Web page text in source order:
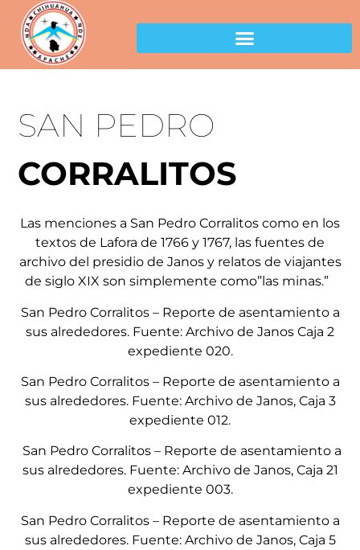
SAN PEDRO
CORRALITOS
Las menciones a San Pedro Corralitos como en los
textos de Lafora de 1766 y 1767, las fuentes de
archivo del presidio de Janos y relatos de viajantes
de siglo XIX son simplemente como”las minas.”
San Pedro Corralitos – Reporte de asentamiento a
sus alrededores. Fuente: Archivo de Janos Caja 2
expediente 020.
San Pedro Corralitos – Reporte de asentamiento a
sus alrededores. Fuente: Archivo de Janos, Caja 3
expediente 012.
San Pedro Corralitos – Reporte de asentamiento a
sus alrededores. Fuente: Archivo de Janos, Caja 21
expediente 003.
San Pedro Corralitos – Reporte de asentamiento a
sus alrededores. Fuente: Archivo de Janos, Caja 5